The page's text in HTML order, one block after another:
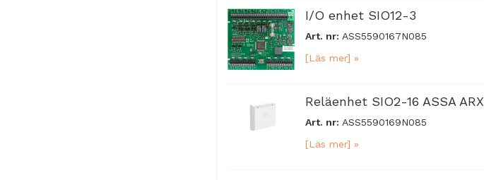
I/O enhet SIO12-3
Art. nr: ASS5590167N085
[Läs mer] »
Reläenhet SIO2-16 ASSA ARX
Art. nr: ASS5590169N085
[Läs mer] »